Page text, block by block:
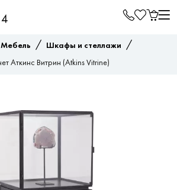
Мебель / Шкафы и стеллажи /
Аткинс Витрин (Atkins Vitrine)